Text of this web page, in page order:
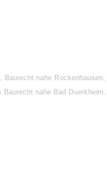
Baurecht nahe Rockenhausen
Baurecht nahe Bad Duerkheim